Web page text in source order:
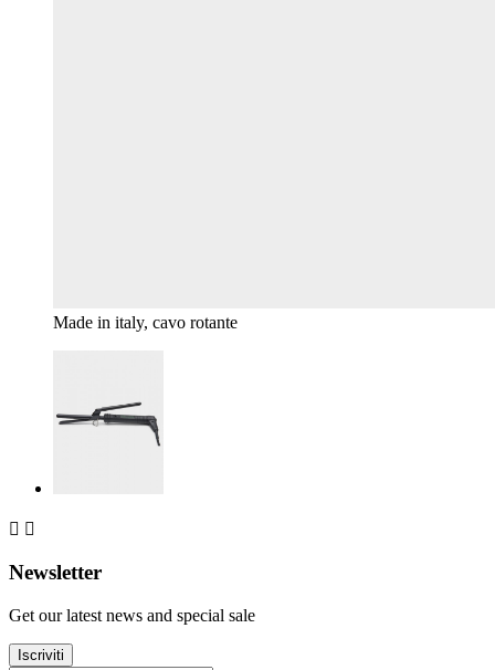
Made in italy, cavo rotante
 
Newsletter
Get our latest news and special sale
Iscriviti